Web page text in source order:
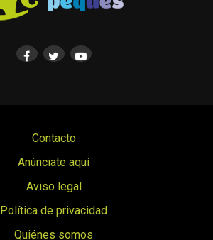
Contacto
Anúnciate aquí
Aviso legal
Política de privacidad
Quiénes somos